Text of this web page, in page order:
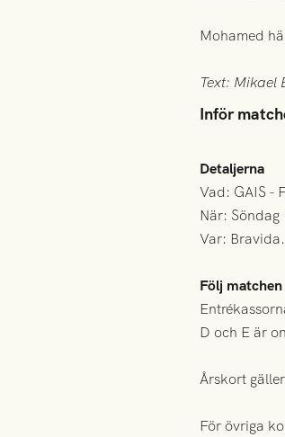
Mohamed
Text: Mikael
Inför
Detaljerna
Vad: GAIS -
När:
Var: Bravida.
Följ matchen
D och E är
Årskort
För övriga